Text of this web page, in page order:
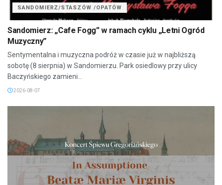
SANDOMIERZ/STASZÓW /OPATÓW
Sandomierz: „Cafe Fogg” w ramach cyklu „Letni Ogród
Muzyczny”
Sentymentalna i muzyczna podróż w czasie już w najbliższą
sobotę (8 sierpnia) w Sandomierzu. Park osiedlowy przy ulicy
Baczyńskiego zamieni...
2026-08-07